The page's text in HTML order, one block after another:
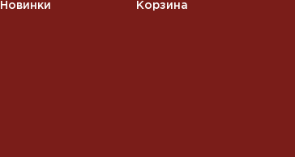
Новинки Корзина